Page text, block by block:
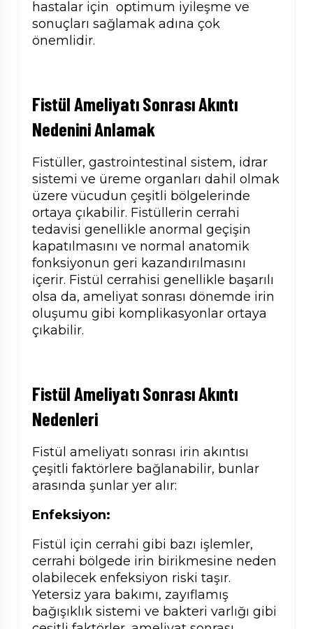
hastalar için optimum iyileşme ve
sonuçları sağlamak adına çok
önemlidir.
Fistül Ameliyatı Sonrası Akıntı
Nedenini Anlamak
Fistüller, gastrointestinal sistem, idrar
sistemi ve üreme organları dahil olmak
üzere vücudun çeşitli bölgelerinde
ortaya çıkabilir. Fistüllerin cerrahi
tedavisi genellikle anormal geçişin
kapatılmasını ve normal anatomik
fonksiyonun geri kazandırılmasını
içerir. Fistül cerrahisi genellikle başarılı
olsa da, ameliyat sonrası dönemde irin
oluşumu gibi komplikasyonlar ortaya
çıkabilir.
Fistül Ameliyatı Sonrası Akıntı
Nedenleri
Fistül ameliyatı sonrası irin akıntısı
çeşitli faktörlere bağlanabilir, bunlar
arasında şunlar yer alır:
Enfeksiyon:
Fistül için cerrahi gibi bazı işlemler,
cerrahi bölgede irin birikmesine neden
olabilecek enfeksiyon riski taşır.
Yetersiz yara bakımı, zayıflamış
bağışıklık sistemi ve bakteri varlığı gibi